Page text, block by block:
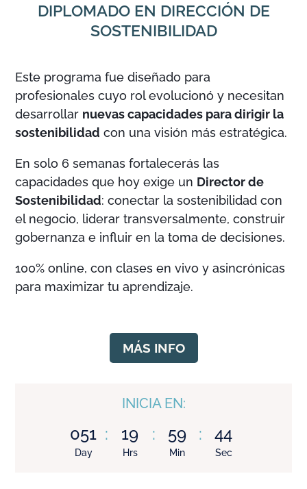
DIPLOMADO EN DIRECCIÓN DE
SOSTENIBILIDAD
Este programa fue diseñado para
profesionales cuyo rol evolucionó y necesitan
desarrollar nuevas capacidades para dirigir la
sostenibilidad con una visión más estratégica.
En solo 6 semanas fortalecerás las
capacidades que hoy exige un Director de
Sostenibilidad: conectar la sostenibilidad con
el negocio, liderar transversalmente, construir
gobernanza e influir en la toma de decisiones.
100% online, con clases en vivo y asincrónicas
para maximizar tu aprendizaje.
MÁS INFO
INICIA EN:
051
Day
: 19
Hrs
: 59
Min
: 43
Sec